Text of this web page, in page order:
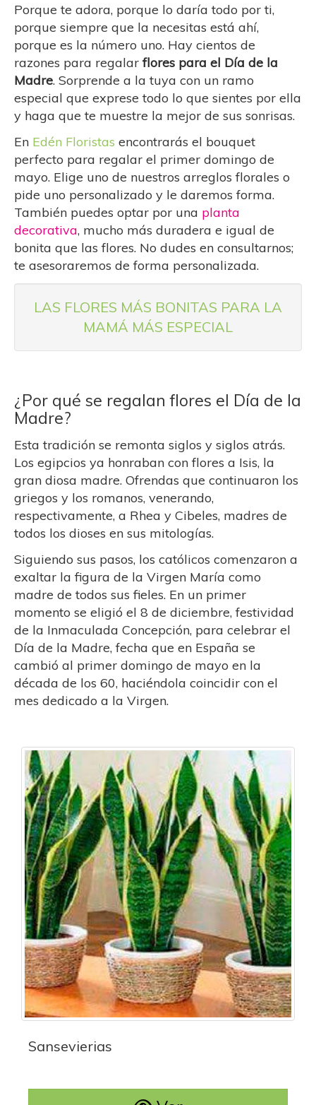
Porque te adora, porque lo daría todo por ti,
porque siempre que la necesitas está ahí,
porque es la número uno. Hay cientos de
razones para regalar flores para el Día de la
Madre. Sorprende a la tuya con un ramo
especial que exprese todo lo que sientes por ella
y haga que te muestre la mejor de sus sonrisas.
En Edén Floristas encontrarás el bouquet
perfecto para regalar el primer domingo de
mayo. Elige uno de nuestros arreglos florales o
pide uno personalizado y le daremos forma.
También puedes optar por una planta
decorativa, mucho más duradera e igual de
bonita que las flores. No dudes en consultarnos;
te asesoraremos de forma personalizada.
LAS FLORES MÁS BONITAS PARA LA
MAMÁ MÁS ESPECIAL
¿Por qué se regalan flores el Día de la
Madre?
Esta tradición se remonta siglos y siglos atrás.
Los egipcios ya honraban con flores a Isis, la
gran diosa madre. Ofrendas que continuaron los
griegos y los romanos, venerando,
respectivamente, a Rhea y Cibeles, madres de
todos los dioses en sus mitologías.
Siguiendo sus pasos, los católicos comenzaron a
exaltar la figura de la Virgen María como
madre de todos sus fieles. En un primer
momento se eligió el 8 de diciembre, festividad
de la Inmaculada Concepción, para celebrar el
Día de la Madre, fecha que en España se
cambió al primer domingo de mayo en la
década de los 60, haciéndola coincidir con el
mes dedicado a la Virgen.
Sansevierias